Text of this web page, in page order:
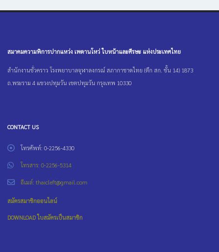
สมาคมความพิการปากแหว่ง เพดานโหว่ ใบหน้าและศีรษะ แห่งประเทศไทย
สำนักงานชั่วคราว โรงพยาบาลจุฬาลงกรณ์ สภากาชาดไทย (ตึก สก. ชั้น 14) 1873
ถ.พระราม 4 แขวงปทุมวัน เขตปทุมวัน กรุงเทพ 10330
CONTACT US
โทรศัพท์: 0-2256-4330
โทรสาร: 0-2256-5314
อีเมล์: thaicleft@gmail.com
สมัครสมาชิกออนไลน์
DOWNLOAD ใบสมัครเป็นสมาชิก